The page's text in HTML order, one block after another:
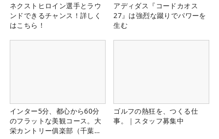
ネクストヒロイン選手とラウ
ンドできるチャンス！詳しく
はこちら！
アディダス『コードカオス
27』は強烈な蹴りでパワーを
生む
インター5分、都心から60分
のフラットな美観コース。大
栄カントリー俱楽部（千葉
ゴルフの熱狂を、つくる仕
事。｜スタッフ募集中